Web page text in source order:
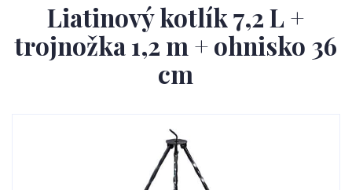
Liatinový kotlík 7,2 L +
trojnožka 1,2 m + ohnisko 36
cm